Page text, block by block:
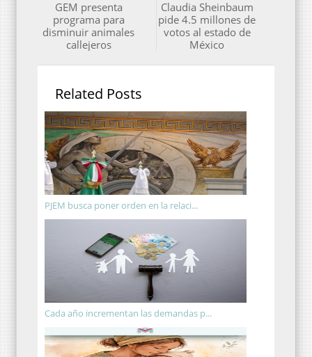
Claudia Sheinbaum
pide 4.5 millones de
votos al estado de
México
GEM presenta
programa para
disminuir animales
callejeros
Related Posts
PJEM busca poner orden en la relaci...
Cada año incrementan las demandas p...